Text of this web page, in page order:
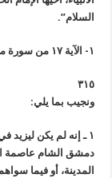
السلام”.
١- الآية ١٧ من سورة محمد.
٣١٥
ونجيب بما يلي:
١ ـ إنه لم يكن
دمشق الشام عاصمة
المدينة، أو فيما